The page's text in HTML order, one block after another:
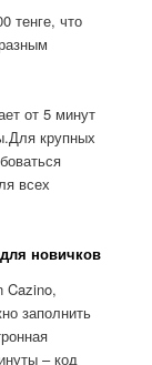
тенге, что
от 5 минут
крупных
всех
новичков
Cazino,
заполнить
– код